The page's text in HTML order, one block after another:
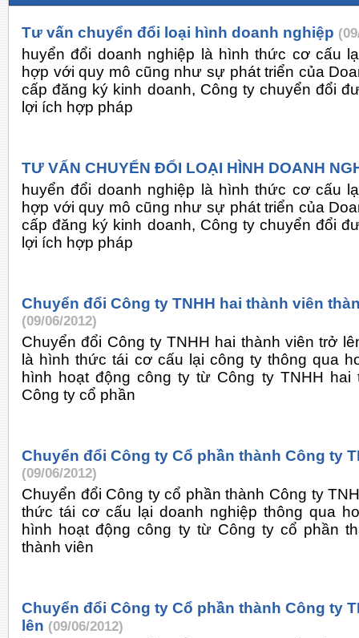
Tư vấn chuyển đổi loại hình doanh nghiệp
huyển đổi doanh nghiệp là hình thức cơ cấu
hợp với quy mô cũng như sự phát triển của
cấp đăng ký kinh doanh, Công ty chuyển đổi
lợi ích hợp pháp
TƯ VẤN CHUYỂN ĐỔI LOẠI HÌNH DOANH
huyển đổi doanh nghiệp là hình thức cơ cấu
hợp với quy mô cũng như sự phát triển của
cấp đăng ký kinh doanh, Công ty chuyển đổi
lợi ích hợp pháp
Chuyển đổi Công ty TNHH hai thành viên
(09/06/2012)
Chuyển đổi Công ty TNHH hai thành viên trở
là hình thức tái cơ cấu lại công ty thông qua
hình hoạt động công ty từ Công ty TNHH hai
Công ty cổ phần
Chuyển đổi Công ty Cổ phần thành Công ty
(09/06/2012)
Chuyển đổi Công ty cổ phần thành Công ty
thức tái cơ cấu lại doanh nghiệp thông qua
hình hoạt động công ty từ Công ty cổ phần
thành viên
Chuyển đổi Công ty Cổ phần thành Công ty
lên (09/06/2012)